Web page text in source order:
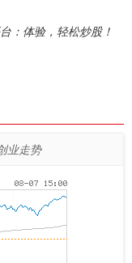
：体验，轻松炒股！
业走势